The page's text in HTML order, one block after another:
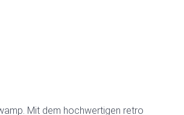
Mit dem hochwertigen retro